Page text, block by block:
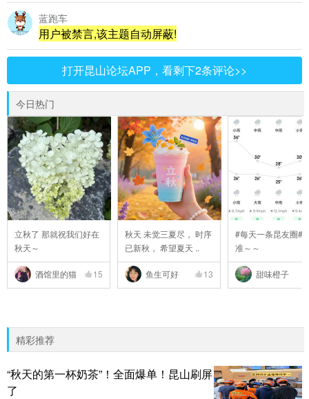
蓝跑车
用户被禁言,该主题自动屏蔽!
打开昆山论坛APP，看剩下2条评论>>
今日热门
立秋了 那就祝我们好在
秋天～
酒馆里的猫 15
秋天 未觉三夏尽， 时序
已新秋， 希望夏天 ..
鱼生可好 13
#每天一条昆友圈#
准～～
甜味橙子
精彩推荐
“秋天的第一杯奶茶”！全面爆单！昆山刷屏
了